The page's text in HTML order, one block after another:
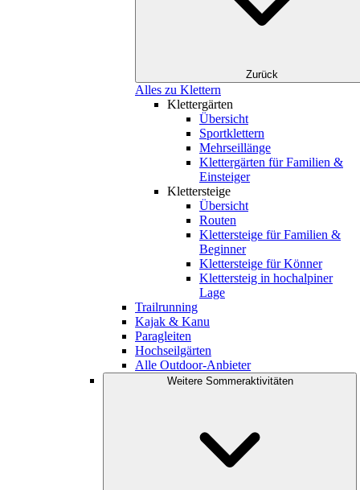
Zurück
Alles zu Klettern
Klettergärten
Übersicht
Sportklettern
Mehrseillänge
Klettergärten für Familien &
Einsteiger
Klettersteige
Übersicht
Routen
Klettersteige für Familien &
Beginner
Klettersteige für Könner
Klettersteig in hochalpiner
Lage
Trailrunning
Kajak & Kanu
Paragleiten
Hochseilgärten
Alle Outdoor-Anbieter
Weitere Sommeraktivitäten